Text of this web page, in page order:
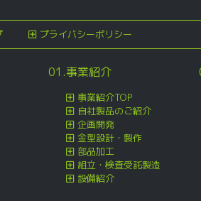
プライバシーポリシー
01.事業紹介
事業紹介TOP
自社製品のご紹介
企画開発
金型設計・製作
部品加工
組立・検査受託製造
設備紹介